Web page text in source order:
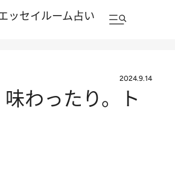
ッセイルーム占い
2024.9.14
わったり。ト